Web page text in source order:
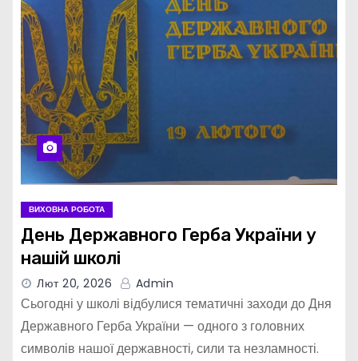
ВИХОВНА РОБОТА
День Державного Герба України у
нашій школі
Лют 20, 2026 Admin
Сьогодні у школі відбулися тематичні заходи до Дня
Державного Герба України — одного з головних
символів нашої державності, сили та незламності.